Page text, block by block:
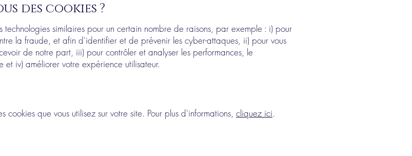
des cookies ?
technologies similaires pour un certain nombre de raisons, par exemple : i) pour
la fraude, et afin d'identifier et de prévenir les cyber-attaques, ii) pour vous
de notre part, iii) pour contrôler et analyser les performances, le
iv) améliorer votre expérience utilisateur.
cookies que vous utilisez sur votre site. Pour plus d'informations, cliquez ici.